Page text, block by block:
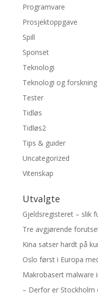
Programvare
Prosjektoppgave
Spill
Sponset
Teknologi
Teknologi og forskning
Tester
Tidløs
Tidløs2
Tips & guider
Uncategorized
Vitenskap
Utvalgte
Gjeldsregisteret – slik
Tre avgjørende
Kina satser hardt på
Oslo først i Europa
Makrobasert malware
– Derfor er